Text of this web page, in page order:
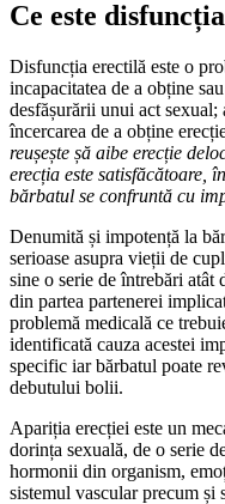
Ce este
Disfuncția erectilă este o
incapacitatea de a obține
desfășurării unui act sexual;
încercarea de a obține
reușește șă aibe erecție
erecția este satisfăcătoare,
bărbatul se confruntă cu
Denumită și impotență la
serioase asupra vieții de
sine o serie de întrebări atât
din partea partenerei
problemă medicală ce
identificată cauza acestei
specific iar bărbatul poate
debutului bolii.
Apariția erecției este un
dorința sexuală, de o serie
hormonii din organism,
sistemul vascular precum și